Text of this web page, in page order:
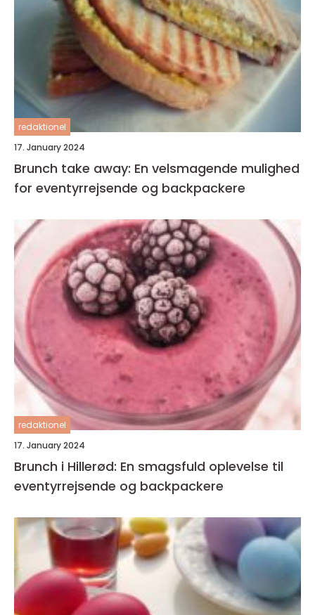
redaktionel
17. January 2024
Brunch take away: En velsmagende mulighed
for eventyrrejsende og backpackere
redaktionel
17. January 2024
Brunch i Hillerød: En smagsfuld oplevelse til
eventyrrejsende og backpackere